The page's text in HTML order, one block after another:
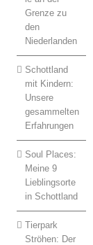
Grenze zu
den
Niederlanden
Schottland
mit Kindern:
Unsere
gesammelten
Erfahrungen
Soul Places:
Meine 9
Lieblingsorte
in Schottland
Tierpark
Ströhen: Der